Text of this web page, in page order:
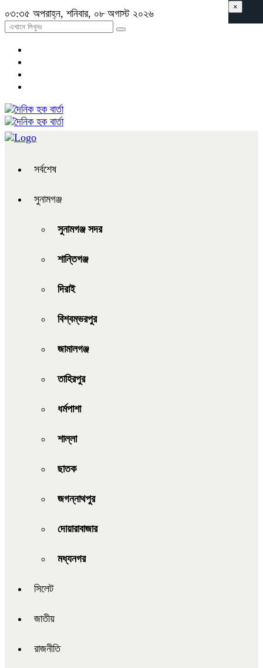
০৩:৩৫ অপরাহ্ন, শনিবার, ০৮ অগাস্ট ২০২৬
সর্বশেষ
সুনামগঞ্জ
সুনামগঞ্জ সদর
শান্তিগঞ্জ
দিরাই
বিশ্বম্ভরপুর
জামালগঞ্জ
তাহিরপুর
ধর্মপাশা
শাল্লা
ছাতক
জগন্নাথপুর
দোয়ারাবাজার
মধ্যনগর
সিলেট
জাতীয়
রাজনীতি
×